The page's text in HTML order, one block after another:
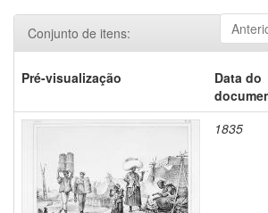
Conjunto de itens:
Pré-visualização
Data do
1835